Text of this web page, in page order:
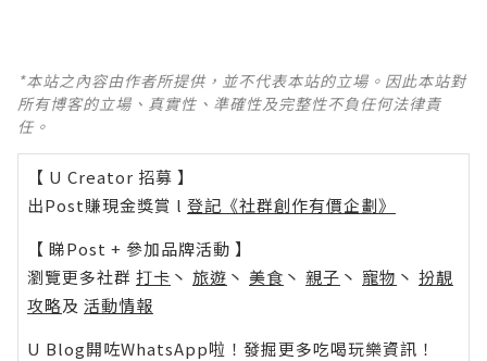
*本站之內容由作者所提供，並不代表本站的立場。因此本站對
所有博客的立場、真實性、準確性及完整性不負任何法律責
任。
【 U Creator 招募 】
出Post賺現金獎賞 l 登記《社群創作有價企劃》
【 睇Post + 參加品牌活動 】
瀏覽更多社群 打卡 丶 旅遊 丶 美食 丶 親子 丶 寵物 丶 扮靚
攻略及 活動情報
U Blog開咗WhatsApp啦！發掘更多吃喝玩樂資訊！